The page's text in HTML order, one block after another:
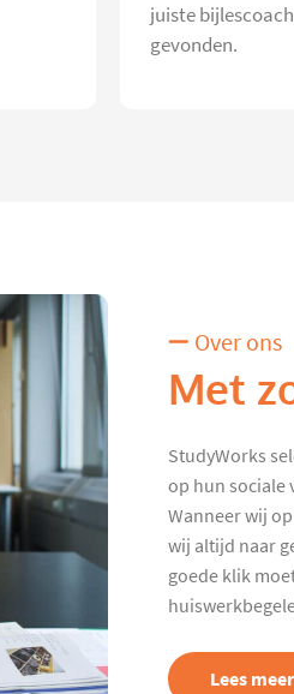
juiste
gevonden.
Over ons
Met
StudyWorks
op hun sociale
Wanneer wij
wij altijd naar
goede klik
Lees meer